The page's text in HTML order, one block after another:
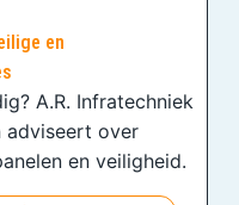
en
A.R. Infratechniek
adviseert over
en veiligheid.